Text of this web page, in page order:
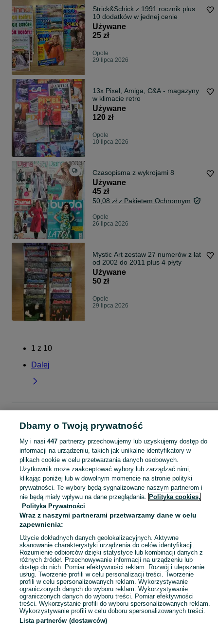
Strick&Schick z 1991 rocznik plus
10 dodatków w jednej cenie
Używane
25 zł
Opole
29 lipca 2026
13x Pixel, Amiga, C&A - magazyny
w klimacie retro
Używane
120 zł
Opole
10 lipca 2026
Czasopisma z wykrojami 8
Używane
45 zł
50,08 zł z Pakietem Ochronnym
Opole
26 lipca 2026
Mystic Art zestaw 27 numerów z lat
od 2002 do 2011 plus 4 płyty
Używane
50 zł
Opole
29 lipca 2026
1 z 10
Dalej
Opolskie
Czasopisma - Opole
KATEGORIA
Zobacz
Mapa kategorii
Mapa miejscowości
Mapa ministron
Popularne wyszukiwania
Dbamy o Twoją prywatność
My i nasi 447partnerzy przechowujemy lub uzyskujemy dostęp do
informacji na urządzeniu, takich jak unikalne identyfikatory w
plikach cookie w celu przetwarzania danych osobowych.
Użytkownik może zaakceptować wybory lub zarządzać nimi,
klikając poniżej lub w dowolnym momencie na stronie polityki
prywatności. Te wybory będą sygnalizowane naszym partnerom i
nie będą miały wpływu na dane przeglądania. Polityka cookies,
Polityka Prywatności
Wraz z naszymi partnerami przetwarzamy dane w celu
zapewnienia:
Użycie dokładnych danych geolokalizacyjnych. Aktywne
skanowanie charakterystyki urządzenia do celów identyfikacji.
Rozumienie odbiorców dzięki statystyce lub kombinacji danych z
różnych źródeł. Przechowywanie informacji na urządzeniu lub
dostęp do nich. Pomiar efektywności reklam. Rozwój i ulepszanie
usług. Tworzenie profili w celu personalizacji treści. Tworzenie
profili w celu spersonalizowanych reklam. Wykorzystywanie
ograniczonych danych do wyboru reklam. Wykorzystywanie
ograniczonych danych do wyboru treści. Pomiar efektywności
treści. Wykorzystanie profili do wyboru spersonalizowanych reklam.
Wykorzystywanie profili w celu doboru spersonalizowanych treści.
Lista partnerów (dostawców)